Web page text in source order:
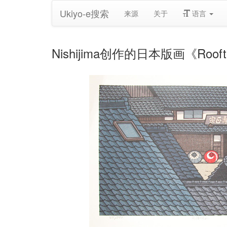
Ukiyo-e搜索 来源 关于 语言
Nishijima创作的日本版画《